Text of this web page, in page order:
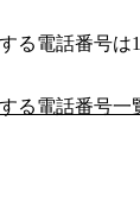
る電話番号は
る電話番号一